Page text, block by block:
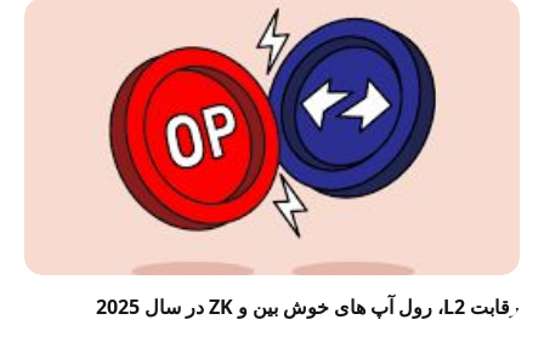
رقابت L2، رول آپ های خوش بین و ZK در سال 2025